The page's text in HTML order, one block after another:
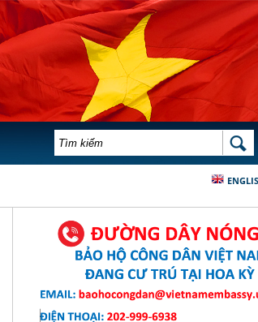
BIỂU MẪU TÌM KIẾM TÌM KIẾM